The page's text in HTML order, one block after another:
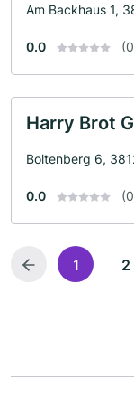
Am Backhaus 1,
0.0
Harry Brot
Boltenberg 6,
0.0
1 2